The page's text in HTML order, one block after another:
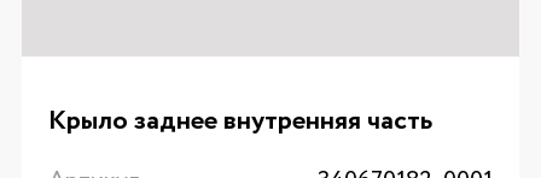
Крыло заднее внутренняя часть